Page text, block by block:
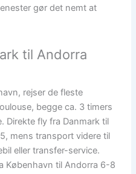
gør det nemt at
til Andorra
rejser de fleste
begge ca. 3 timers
Direkte fly fra Danmark til
mens transport videre til
eller transfer-service.
København til Andorra 6-8